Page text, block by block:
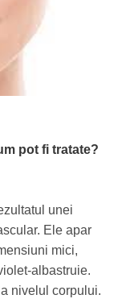
pot fi tratate?
unei
Ele apar
mici,
albastruie.
nivelul corpului.